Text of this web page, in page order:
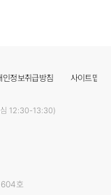
인정보취급방침 사이트맵
12:30-13:30)
604호